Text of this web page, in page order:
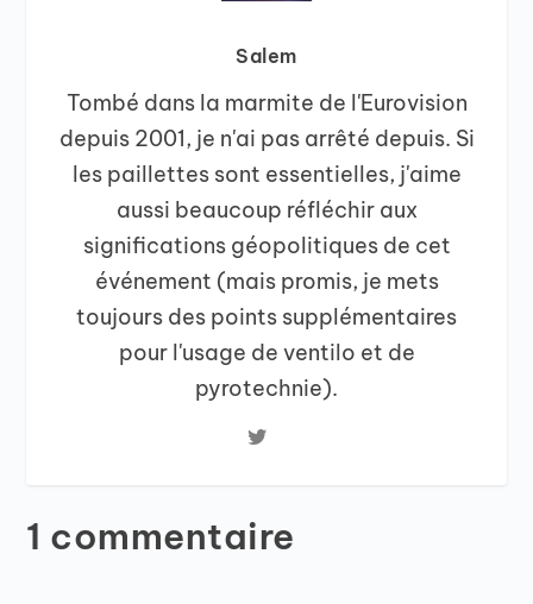
Salem
Tombé dans la marmite de l'Eurovision
depuis 2001, je n'ai pas arrêté depuis. Si
les paillettes sont essentielles, j'aime
aussi beaucoup réfléchir aux
significations géopolitiques de cet
événement (mais promis, je mets
toujours des points supplémentaires
pour l'usage de ventilo et de
pyrotechnie).
1 commentaire